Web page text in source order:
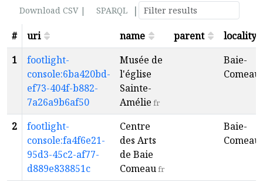
Download CSV | SPARQL
|
#
uri name parent
locality
1
footlight-
console:6ba420bd-
ef73-404f-b882-
7a26a9b6af50
Musée de
l'église
Sainte-
Amélie fr
Baie-
Comeau
2
footlight-
console:fa4f6e21-
95d3-45c2-af77-
d889e838851c
Centre
des Arts
de Baie
Comeaufr
Baie-
Comeau